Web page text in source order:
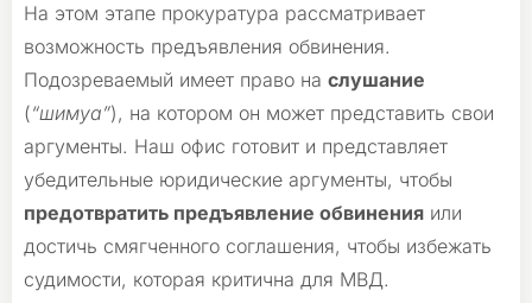
На этом этапе прокуратура рассматривает
возможность предъявления обвинения.
Подозреваемый имеет право на слушание
(“шимуа”), на котором он может представить свои
аргументы. Наш офис готовит и представляет
убедительные юридические аргументы, чтобы
предотвратить предъявление обвинения или
достичь смягченного соглашения, чтобы избежать
судимости, которая критична для МВД.